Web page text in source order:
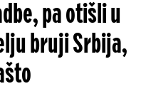
pa otišli u
bruji Srbija,